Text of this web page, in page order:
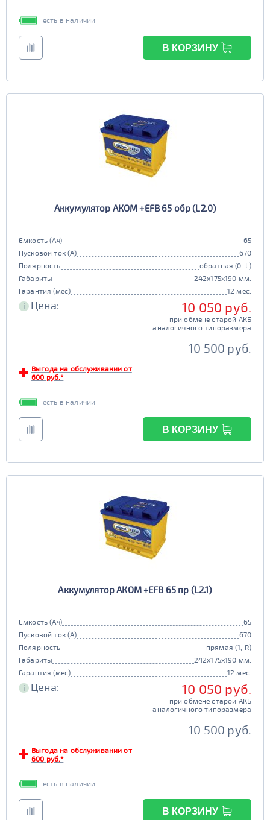
есть в наличии
В КОРЗИНУ
Аккумулятор АКОМ +EFB 65 обр (L2.0)
Емкость (Ач)
65
Пусковой ток (А)
670
Полярность
обратная (0, L)
Габариты
242x175x190 мм.
Гарантия (мес)
12 мес.
i Цена: 10 050 руб.
при обмене старой АКБ
аналогичного типоразмера
10 500 руб.
Выгода на обслуживании от
600 руб.*
есть в наличии
В КОРЗИНУ
Аккумулятор АКОМ +EFB 65 пр (L2.1)
Емкость (Ач)
65
Пусковой ток (А)
670
Полярность
прямая (1, R)
Габариты
242x175x190 мм.
Гарантия (мес)
12 мес.
i Цена: 10 050 руб.
при обмене старой АКБ
аналогичного типоразмера
10 500 руб.
Выгода на обслуживании от
600 руб.*
есть в наличии
В КОРЗИНУ